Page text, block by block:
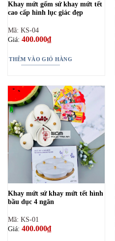
Khay mứt gốm sứ khay mứt tết
cao cấp hình lục giác đẹp
Mã: KS-04
Giá: 400.000₫
THÊM VÀO GIỎ HÀNG
Khay mứt sứ khay mứt tết hình
bầu dục 4 ngăn
Mã: KS-01
Giá: 400.000₫